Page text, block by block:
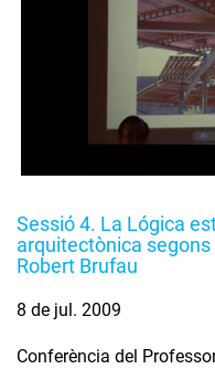
Sessió 4. La Lógica
arquitectònica
Robert Brufau
8 de jul. 2009
Conferència del